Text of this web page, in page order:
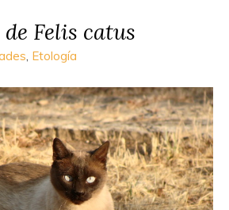
Felis catus
, Etología